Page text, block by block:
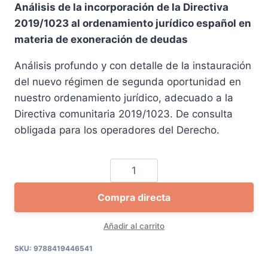
original
era:
actual
es:
Análisis de la incorporación de la Directiva
2019/1023 al ordenamiento jurídico español en
materia de exoneración de deudas
Análisis profundo y con detalle de la instauración
del nuevo régimen de segunda oportunidad en
nuestro ordenamiento jurídico, adecuado a la
Directiva comunitaria 2019/1023. De consulta
obligada para los operadores del Derecho.
El
nuevo
régimen
de
segunda
Añadir al carrito
Compra directa
SKU: 9788419446541